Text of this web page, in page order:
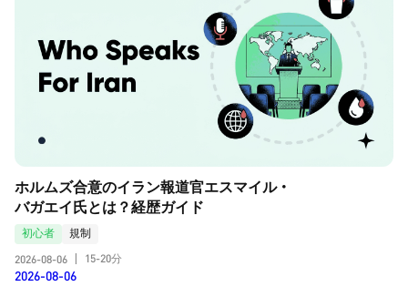
ホルムズ合意のイラン報道官エスマイル・
バガエイ氏とは？経歴ガイド
初心者
規制
2026-08-06
15-20分
2026-08-06